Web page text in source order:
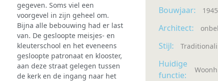
gegeven. Soms viel een
voorgevel in zijn geheel om.
Bijna alle bebouwing had er last
van. De gesloopte meisjes- en
kleuterschool en het eveneens
gesloopte patronaat en klooster,
aan deze straat gelegen tussen
de kerk en de ingang naar het
Bouwjaar: 1945
Architect:
Stijl:
Huidige
functie: